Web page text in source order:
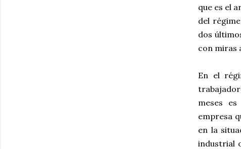
que es el
del
dos
con miras
En el
meses
empresa
en la
industrial